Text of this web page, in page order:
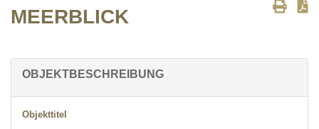
MEERBLICK
OBJEKTBESCHREIBUNG
Objekttitel